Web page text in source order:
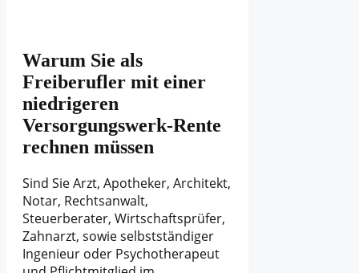
Warum Sie als
Freiberufler mit einer
niedrigeren
Versorgungswerk-Rente
rechnen müssen
Sind Sie Arzt, Apotheker, Architekt,
Notar, Rechtsanwalt,
Steuerberater, Wirtschaftsprüfer,
Zahnarzt, sowie selbstständiger
Ingenieur oder Psychotherapeut